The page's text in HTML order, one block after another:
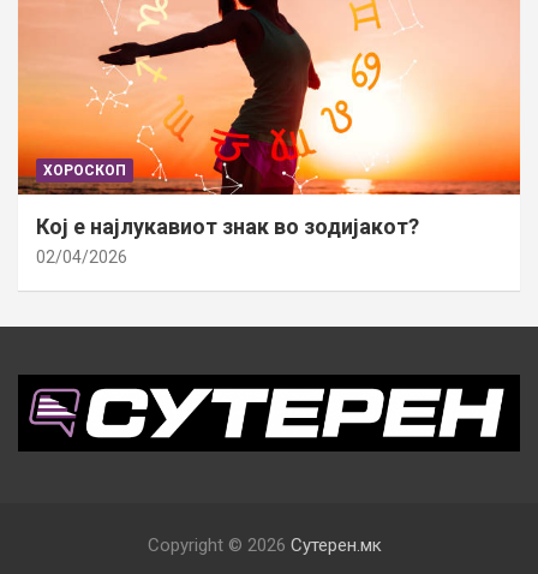
ХОРОСКОП
Кој е најлукавиот знак во зодијакот?
02/04/2026
Copyright © 2026 Сутерен.мк